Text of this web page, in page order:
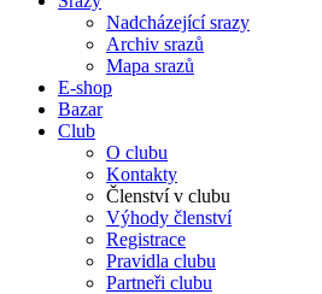
Nadcházející srazy
Archiv srazů
Mapa srazů
E-shop
Bazar
Club
O clubu
Kontakty
Členství v clubu
Výhody členství
Registrace
Pravidla clubu
Partneři clubu